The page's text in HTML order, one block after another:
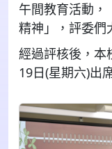
午間教育活動，
精神」，評委們
經過評核後，本
19日(星期六)出